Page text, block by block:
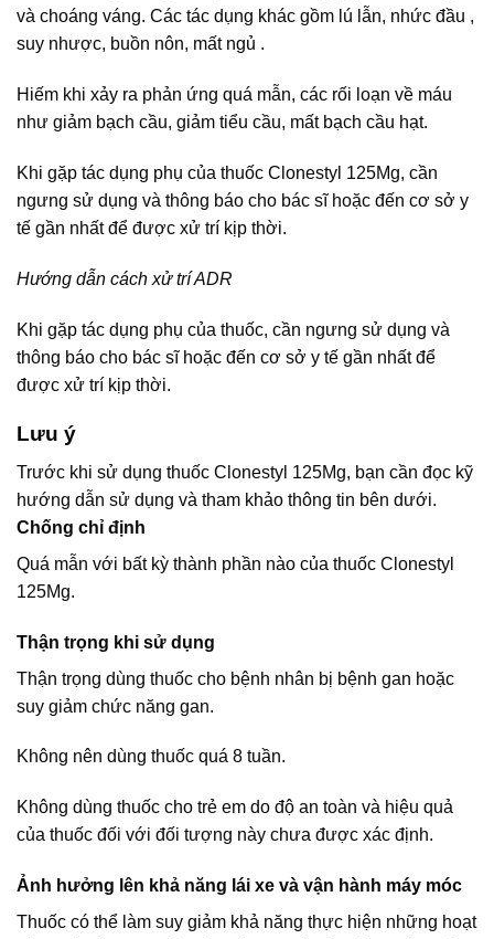
và choáng váng. Các tác dụng khác gồm lú lẫn, nhức đầu ,
suy nhược, buồn nôn, mất ngủ .
Hiếm khi xảy ra phản ứng quá mẫn, các rối loạn về máu
như giảm bạch cầu, giảm tiểu cầu, mất bạch cầu hạt.
Khi gặp tác dụng phụ của thuốc Clonestyl 125Mg, cần
ngưng sử dụng và thông báo cho bác sĩ hoặc đến cơ sở y
tế gần nhất để được xử trí kịp thời.
Hướng dẫn cách xử trí ADR
Khi gặp tác dụng phụ của thuốc, cần ngưng sử dụng và
thông báo cho bác sĩ hoặc đến cơ sở y tế gần nhất để
được xử trí kịp thời.
Lưu ý
Trước khi sử dụng thuốc Clonestyl 125Mg, bạn cần đọc kỹ
hướng dẫn sử dụng và tham khảo thông tin bên dưới.
Chống chỉ định
Quá mẫn với bất kỳ thành phần nào của thuốc Clonestyl
125Mg.
Thận trọng khi sử dụng
Thận trọng dùng thuốc cho bệnh nhân bị bệnh gan hoặc
suy giảm chức năng gan.
Không nên dùng thuốc quá 8 tuần.
Không dùng thuốc cho trẻ em do độ an toàn và hiệu quả
của thuốc đối với đối tượng này chưa được xác định.
Ảnh hưởng lên khả năng lái xe và vận hành máy móc
Thuốc có thể làm suy giảm khả năng thực hiện những hoạt